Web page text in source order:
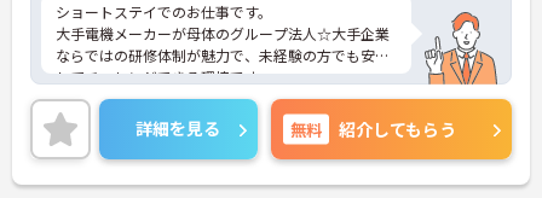
ショートステイでのお仕事です。
大手電機メーカーが母体のグループ法人☆大手企業
ならではの研修体制が魅力で、未経験の方でも安心
してチャレンジできる環境です。
また、年間休日114日とお休みも多め、メリハリを
つけてはたらくことができます。
ご興味のある方には、面接対策ポイントなど、さら
に詳細をお話いたしますので、お気軽にご相談くだ
さい。
詳細を見る 無料 紹介してもらう